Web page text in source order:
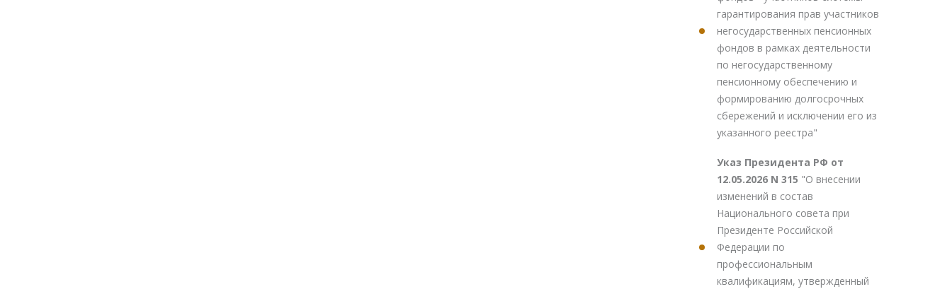
гарантирования прав участников
негосударственных пенсионных
фондов в рамках деятельности
по негосударственному
пенсионному обеспечению и
формированию долгосрочных
сбережений и исключении его из
указанного реестра"
Указ Президента РФ от
12.05.2026 N 315 "О внесении
изменений в состав
Национального совета при
Президенте Российской
Федерации по
профессиональным
квалификациям, утвержденный